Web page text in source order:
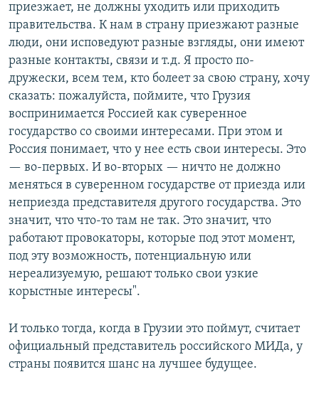
приезжает, не должны уходить или приходить
правительства. К нам в страну приезжают разные
люди, они исповедуют разные взгляды, они имеют
разные контакты, связи и т.д. Я просто по-
дружески, всем тем, кто болеет за свою страну, хочу
сказать: пожалуйста, поймите, что Грузия
воспринимается Россией как суверенное
государство со своими интересами. При этом и
Россия понимает, что у нее есть свои интересы. Это
— во-первых. И во-вторых — ничто не должно
меняться в суверенном государстве от приезда или
неприезда представителя другого государства. Это
значит, что что-то там не так. Это значит, что
работают провокаторы, которые под этот момент,
под эту возможность, потенциальную или
нереализуемую, решают только свои узкие
корыстные интересы".
И только тогда, когда в Грузии это поймут, считает
официальный представитель российского МИДа, у
страны появится шанс на лучшее будущее.